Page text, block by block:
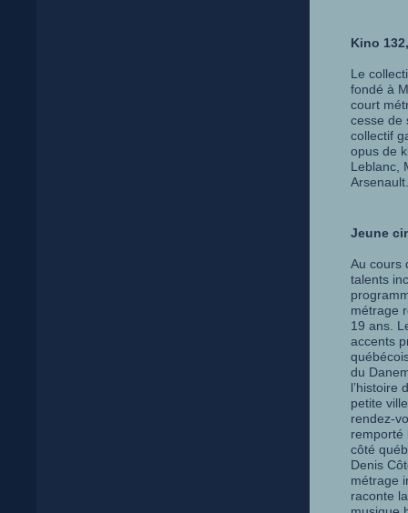
Kino
Le
fondé à
court
cesse de
collectif
opus de
Leblanc,
Arsenault.
Jeune
Au cours
talents
métrage
19 ans.
accents
du
l’histoire
petite
rendez-
remporté
côté
Denis
métrage
raconte